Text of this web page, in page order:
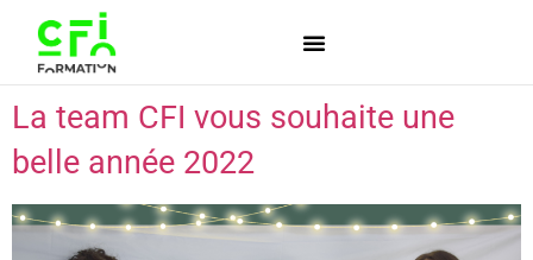
La team CFI vous souhaite une
belle année 2022